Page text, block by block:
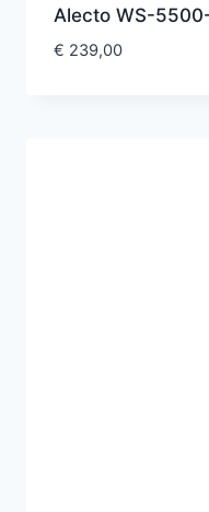
Alecto WS-
€ 239,00